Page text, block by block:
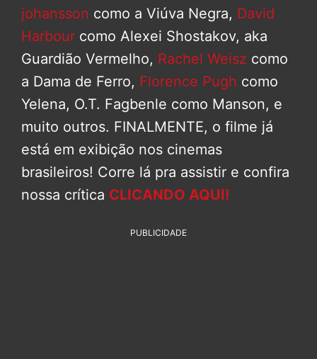
johansson como a Viúva Negra, David
Harbour como Alexei Shostakov, aka
Guardião Vermelho, Rachel Weisz como
a Dama de Ferro, Florence Pugh como
Yelena, O.T. Fagbenle como Manson, e
muito outros. FINALMENTE, o filme já
está em exibição nos cinemas
brasileiros! Corre lá pra assistir e confira
nossa crítica CLICANDO AQUI!
PUBLICIDADE